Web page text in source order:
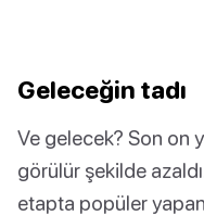
Geleceğin tadı
Ve gelecek? Son on
görülür şekilde
etapta popüler